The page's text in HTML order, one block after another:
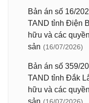
Bản án số 16/
TAND tỉnh Điện
hữu và các
sản (16/07/2026)
Bản án số 359/
TAND tỉnh Đắk
hữu và các